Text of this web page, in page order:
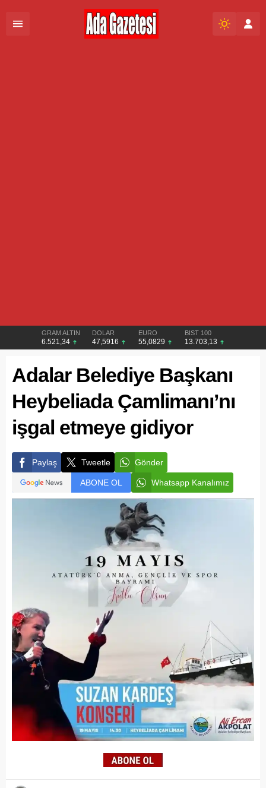
GRAM ALTIN
6.521,34
DOLAR
47,5916
EURO
55,0829
BIST 100
13.703,13
Adalar Belediye Başkanı
Heybeliada Çamlimanı’nı
işgal etmeye gidiyor
Paylaş Tweetle Gönder
ABONE OL Whatsapp Kanalımız